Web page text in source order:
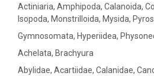
Actiniaria, Amphipoda, Calanoida,
Isopoda, Monstrilloida, Mysida,
Gymnosomata, Hyperiidea,
Achelata, Brachyura
Abylidae, Acartiidae, Calanidae,